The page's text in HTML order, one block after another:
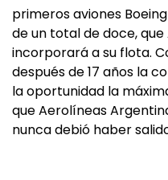
primeros aviones
de un total de doce,
incorporará a su flota.
después de 17 años la
la oportunidad la
que Aerolíneas
nunca debió haber